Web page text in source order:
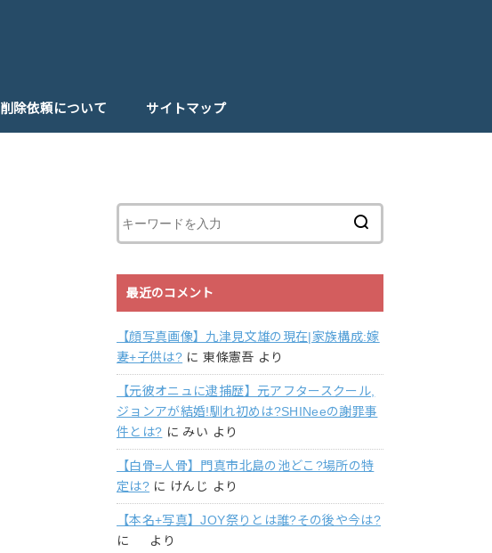
削除依頼について サイトマップ
最近のコメント
【顔写真画像】九津見文雄の現在|家族構成:嫁
妻+子供は? に東條憲吾 より
【元彼オニュに逮捕歴】元アフタースクール,
ジョンアが結婚!馴れ初めは?SHINeeの謝罪事
件とは? に みい より
【白骨=人骨】門真市北島の池どこ?場所の特
定は? に けんじ より
【本名+写真】JOY祭りとは誰?その後や今は?
に
より